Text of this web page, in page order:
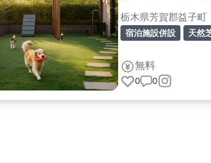
栃木県芳賀郡益子町
宿泊施設併設 天然
無料
0 0